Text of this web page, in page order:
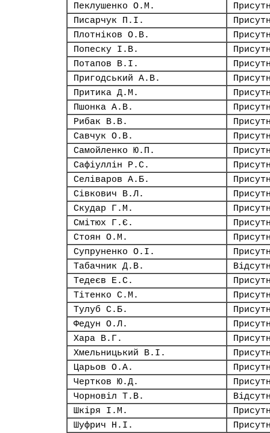
Пеклушенко О.М.
Писарчук П.І.
Плотніков О.В.
Попеску І.В.
Потапов В.І.
Пригодський А.В.
Притика Д.М.
Пшонка А.В.
Рибак В.В.
Савчук О.В.
Самойленко Ю.П.
Сафіуллін Р.С.
Селіваров А.Б.
Сівкович В.Л.
Скудар Г.М.
Смітюх Г.Є.
Стоян О.М.
Супруненко О.І.
Табачник Д.В.
Тедеєв Е.С.
Тітенко С.М.
Тулуб С.Б.
Федун О.Л.
Хара В.Г.
Хмельницький В.І.
Царьов О.А.
Чертков Ю.Д.
Чорновіл Т.В.
Шкіря І.М.
Шуфрич Н.І.